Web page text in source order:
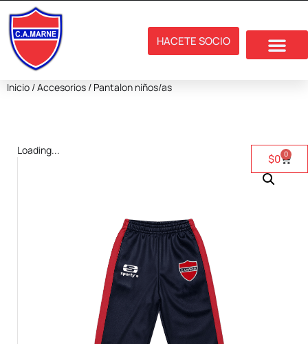
HACETE SOCIO
$0 0
Inicio /Accesorios / Pantalon niños/as
Loading...